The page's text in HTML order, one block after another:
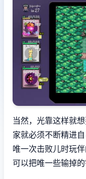
当然，光靠这样就
家就必须不断精进
唯一次击败儿时玩
可以把唯一些输掉